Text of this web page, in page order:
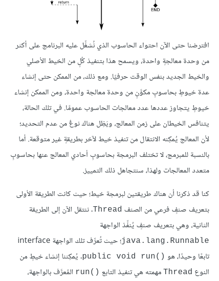
افترضنا حتى الآن احتواء الحاسوب الذي نُشغِّل عليه البرنامج على أكثر
من وحدة معالجةٍ واحدة، ويسمح هذا بتنفيذ كُلٍ من الخيط الأصلي
والخيط الجديد بنفس الوقت حرفيًا. ومع ذلك، من الممكن حتى إنشاء
عدة خيوطٍ بحاسوبٍ مكوَّنٍ من وحدة معالجة واحدة، ومن الممكن إنشاء
خيوطٍ يتجاوز عددها عدد معالجات الحاسوب عمومًا. في تلك الحالة،
يتنافس الخيطان على زمن المعالج، ويَظِل هناك نوعٌ من عدم التحديد؛
لأن المعالج يُمكِنه الانتقال من تنفيذ خيط لآخر بطريقةٍ غير متوقعة. أما
بالنسبة للمبرمج، لا تختلف البرمجة بحاسوبٍ أحادي المعالج عنها بحاسوبٍ
متعدد المعالجات ولهذا، سنتجاهل ذلك التمييز.
كنا قد ذكرنا أن هناك طريقتين لبرمجة خيط؛ حيث كانت الطريقة الأولى
بتعريف صنفٍ فرعي من الصنف Thread. ننتقل الآن إلى الطريقة
الثانية، وهي بتعريف صنفٍ يُنفِّذ الواجهة
java.lang.Runnable
؛ حيث تُعرِّف تلك الواجهة interface
تابعًا وحيدًا، هو public void run()‎. يُمكِننا إنشاء خيطٍ من
النوع Thread مهمته هي تنفيذ التابع run()‎ المُعرَّف بالواجهة،